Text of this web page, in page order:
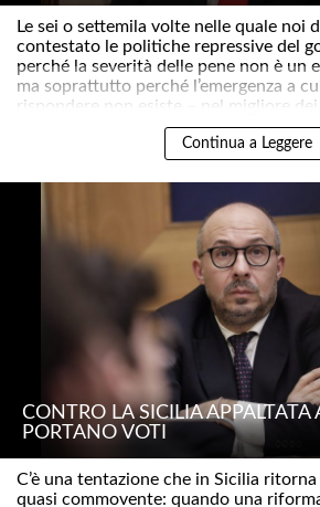
Le sei o settemila volte nelle quale noi
contestato le politiche repressive del
perché la severità delle pene non è un
ma soprattutto perché l’emergenza a
rispondere non esiste – nel migliore dei
Continua a Leggere
CONTRO LA SICILIA
PORTANO VOTI
C’è una tentazione che in Sicilia
quasi commovente: quando una